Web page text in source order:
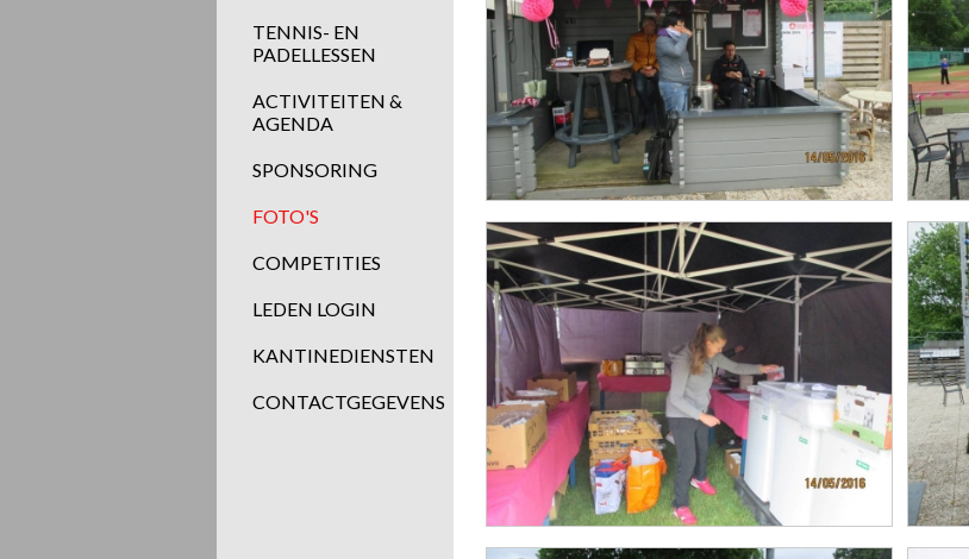
TENNIS- EN
PADELLESSEN
ACTIVITEITEN &
AGENDA
SPONSORING
FOTO'S
COMPETITIES
LEDEN LOGIN
KANTINEDIENSTEN
CONTACTGEGEVENS